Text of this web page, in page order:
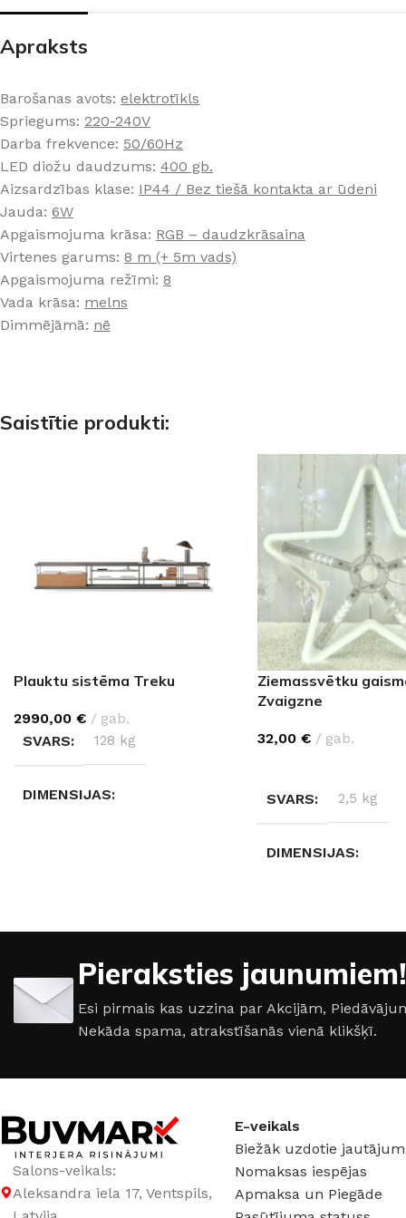
Sīkāk
PALĪGINSTRUMENTI
Lāpstiņas
Rullīši
Sīkāk
Gumijas krāsa
Apraksts
Barošanas avots: elektrotīkls
Spriegums: 220-240V
Darba frekvence: 50/60Hz
LED diožu daudzums: 400 gb.
Aizsardzības klase: IP44 / Bez tiešā kontakta ar ūdeni
Jauda: 6W
Apgaismojuma krāsa: RGB – daudzkrāsaina
Virtenes garums: 8 m (+ 5m vads)
Apgaismojuma režīmi: 8
Vada krāsa: melns
Dimmējāmā: nē
Saistītie produkti:
Plauktu sistēma Treku
2990,00 €
gab.
SVARS
128 kg
DIMENSIJAS
Ziemassvētku
Zvaigzne
32,00 € gab.
SVARS 2,5 kg
DIMENSIJAS
IP44
(auksti balta)
SPRIEGUMS
Pieraksties jaunumiem!
Esi pirmais kas uzzina par Akcijām,
Nekāda spama, atrakstīšanās vienā klikšķī.
Salons-veikals:
Aleksandra iela 17, Ventspils,
E-veikals
Biežāk uzdotie
Nomaksas iespējas
Apmaksa un Piegāde